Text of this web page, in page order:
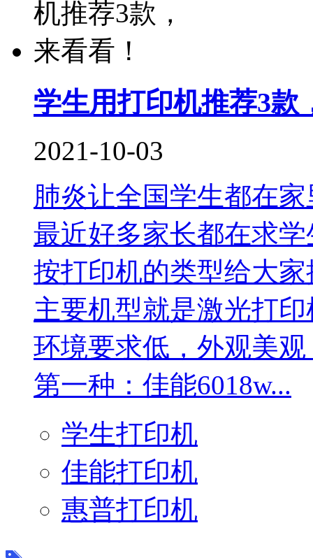
学生用打印机推荐3款
2021-10-03
肺炎让全国学生都在
最近好多家长都在求
按打印机的类型给大
主要机型就是激光打
环境要求低，外观美
第一种：佳能6018w...
学生打印机
佳能打印机
惠普打印机